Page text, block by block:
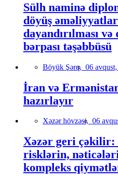
Sülh naminə
döyüş
dayandırılması və
bərpası təşəbbüsü
Böyük Şərq, 06
İran və
hazırlayır
Xəzər hövzəsi, 06
Xəzər geri çəkilir:
risklərin,
kompleks